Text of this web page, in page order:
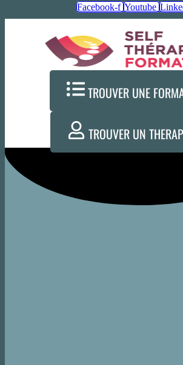
Facebook-f Youtube
TROUVER UNE
TROUVER UN